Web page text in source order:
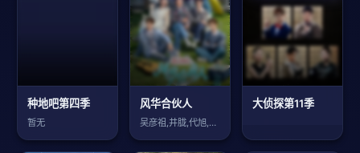
种地吧第四季
暂无
风华合伙人
吴彦祖,井胧,代旭,沙一汀,周柯宇,常华
大侦探第11季